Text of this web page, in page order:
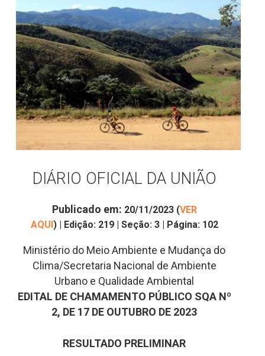
DIÁRIO OFICIAL DA UNIÃO
Publicado em: 20/11/2023 (VER
AQUI) | Edição: 219 | Seção: 3 | Página: 102
Ministério do Meio Ambiente e Mudança do
Clima/Secretaria Nacional de Ambiente
Urbano e Qualidade Ambiental
EDITAL DE CHAMAMENTO PÚBLICO SQA Nº
2, DE 17 DE OUTUBRO DE 2023
RESULTADO PRELIMINAR